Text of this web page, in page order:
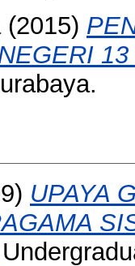
(2015)
UPAYA